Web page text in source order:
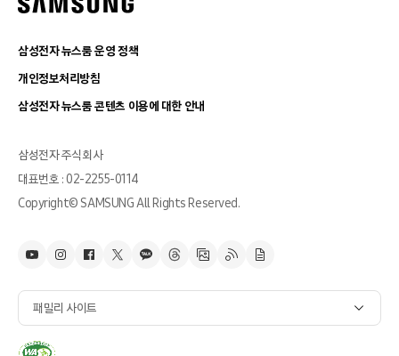
삼성전자 뉴스룸 운영 정책
개인정보처리방침
삼성전자 뉴스룸 콘텐츠 이용에 대한 안내
삼성전자 주식회사
대표번호 : 02-2255-0114
Copyright© SAMSUNG All Rights Reserved.
패밀리 사이트